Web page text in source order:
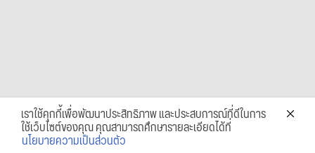
เราใช้คุกกี้เพื่อพัฒนาประสิทธิภาพ และประสบการณ์ที่ดีในการ
ใช้เว็บไซต์ของคุณ คุณสามารถศึกษารายละเอียดได้ที่
นโยบายความเป็นส่วนตัว